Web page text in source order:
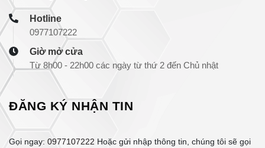
Hotline
0977107222
Giờ mở cửa
Từ 8h00 - 22h00 các ngày từ thứ 2 đến Chủ nhật
ĐĂNG KÝ NHẬN TIN
Gọi ngay: 0977107222 Hoặc gửi nhập thông tin, chúng tôi sẽ gọi